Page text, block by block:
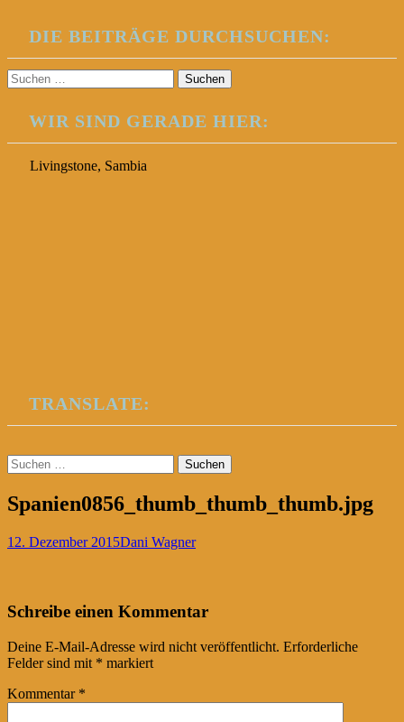
DIE BEITRÄGE DURCHSUCHEN:
Suchen
nach:
WIR SIND GERADE HIER:
Livingstone, Sambia
TRANSLATE:
Suchen
nach:
Spanien0856_thumb_thumb_thumb.jpg
12. Dezember 2015Dani Wagner
Post
navigation
←
Schreibe einen Kommentar
Deine E-Mail-Adresse wird nicht veröffentlicht. Erforderliche
Felder sind mit * markiert
Kommentar *